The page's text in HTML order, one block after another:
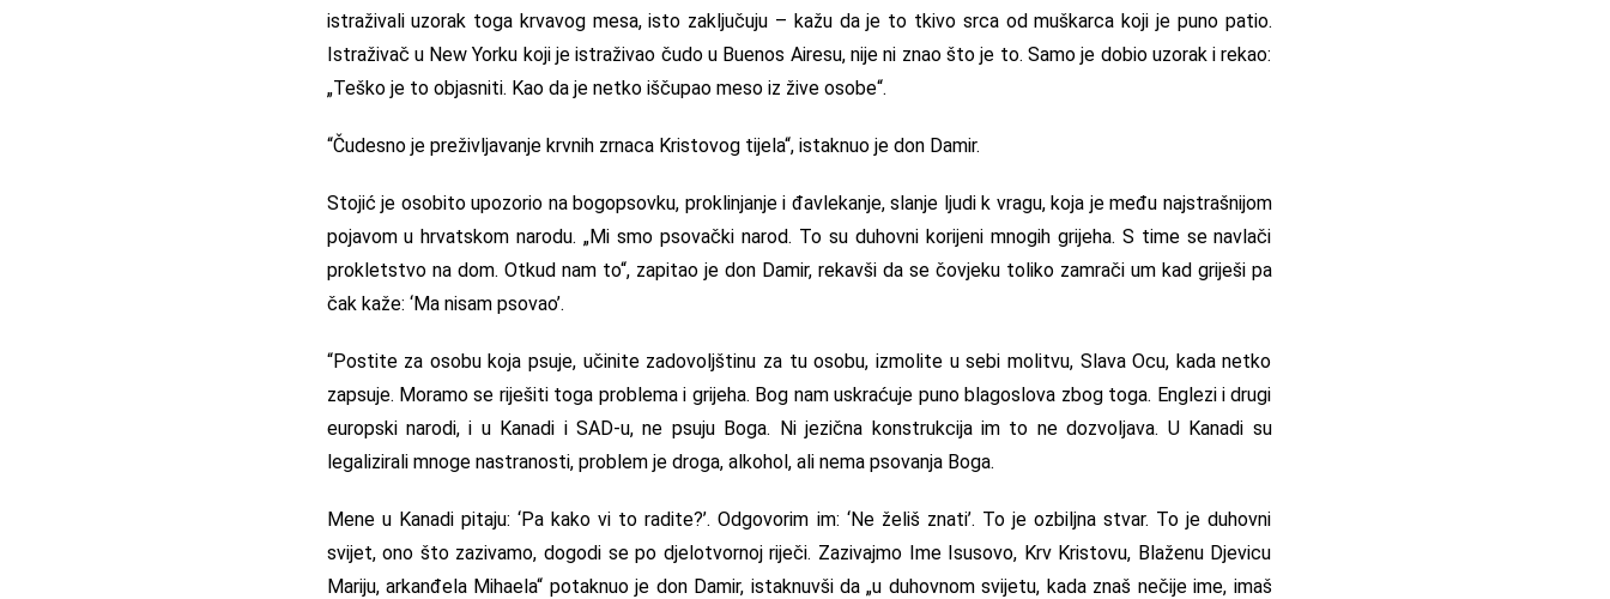
istraživali uzorak toga krvavog mesa, isto zaključuju – kažu da je to tkivo srca od muškarca koji je puno patio.
Istraživač u New Yorku koji je istraživao čudo u Buenos Airesu, nije ni znao što je to. Samo je dobio uzorak i rekao:
„Teško je to objasniti. Kao da je netko iščupao meso iz žive osobe“.
“Čudesno je preživljavanje krvnih zrnaca Kristovog tijela“, istaknuo je don Damir.
Stojić je osobito upozorio na bogopsovku, proklinjanje i đavlekanje, slanje ljudi k vragu, koja je među najstrašnijom
pojavom u hrvatskom narodu. „Mi smo psovački narod. To su duhovni korijeni mnogih grijeha. S time se navlači
prokletstvo na dom. Otkud nam to“, zapitao je don Damir, rekavši da se čovjeku toliko zamrači um kad griješi pa
čak kaže: ‘Ma nisam psovao’.
“Postite za osobu koja psuje, učinite zadovoljštinu za tu osobu, izmolite u sebi molitvu, Slava Ocu, kada netko
zapsuje. Moramo se riješiti toga problema i grijeha. Bog nam uskraćuje puno blagoslova zbog toga. Englezi i drugi
europski narodi, i u Kanadi i SAD-u, ne psuju Boga. Ni jezična konstrukcija im to ne dozvoljava. U Kanadi su
legalizirali mnoge nastranosti, problem je droga, alkohol, ali nema psovanja Boga.
Mene u Kanadi pitaju: ‘Pa kako vi to radite?’. Odgovorim im: ‘Ne želiš znati’. To je ozbiljna stvar. To je duhovni
svijet, ono što zazivamo, dogodi se po djelotvornoj riječi. Zazivajmo Ime Isusovo, Krv Kristovu, Blaženu Djevicu
Mariju, arkanđela Mihaela“ potaknuo je don Damir, istaknuvši da „u duhovnom svijetu, kada znaš nečije ime, imaš